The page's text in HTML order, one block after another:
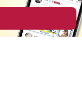
Reserved.